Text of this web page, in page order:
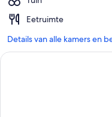
Eetruimte
Details van alle kamers en